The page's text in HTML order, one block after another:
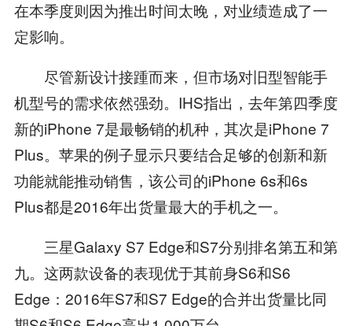
在本季度则因为推出时间太晚，对业绩造成了一
定影响。
尽管新设计接踵而来，但市场对旧型智能手
机型号的需求依然强劲。IHS指出，去年第四季度
新的iPhone 7是最畅销的机种，其次是iPhone 7
Plus。苹果的例子显示只要结合足够的创新和新
功能就能推动销售，该公司的iPhone 6s和6s
Plus都是2016年出货量最大的手机之一。
三星Galaxy S7 Edge和S7分别排名第五和第
九。这两款设备的表现优于其前身S6和S6
Edge：2016年S7和S7 Edge的合并出货量比同